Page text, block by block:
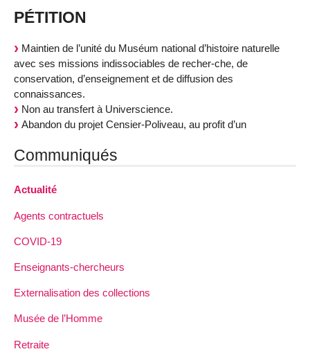
PÉTITION
Maintien de l’unité du Muséum national d’histoire naturelle
avec ses missions indissociables de recher-che, de
conservation, d’enseignement et de diffusion des
connaissances.
Non au transfert à Universcience.
Abandon du projet Censier-Poliveau, au profit d’un
Communiqués
Actualité
Agents contractuels
COVID-19
Enseignants-chercheurs
Externalisation des collections
Musée de l’Homme
Retraite